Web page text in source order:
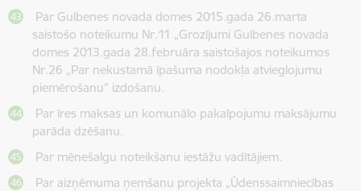
Par Gulbenes novada domes 2015.gada 26.marta
saistošo noteikumu Nr.11 „Grozījumi Gulbenes novada
domes 2013.gada 28.februāra saistošajos noteikumos
Nr.26 „Par nekustamā īpašuma nodokļa atvieglojumu
piemērošanu” izdošanu.
Par īres maksas un komunālo pakalpojumu maksājumu
parāda dzēšanu.
Par mēnešalgu noteikšanu iestāžu vadītājiem.
Par aizņēmuma ņemšanu projekta „Ūdenssaimniecības